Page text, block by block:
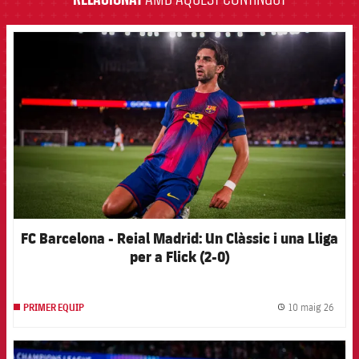
FCB Barcelona badge
FC Barcelona - Reial Madrid: Un Clàssic i una Lliga
per a Flick (2-0)
PRIMER EQUIP 10 maig 26
FCB Barcelona badge